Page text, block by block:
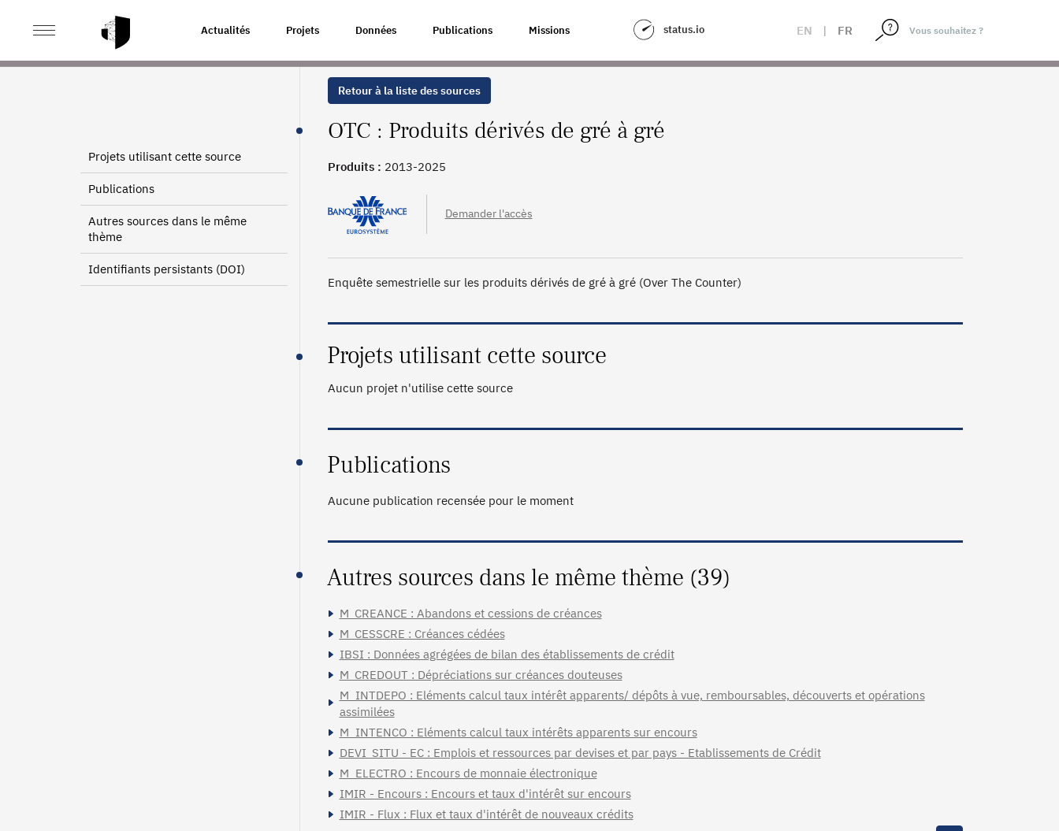
Actualités Projets Données Publications Missions status.io EN | FR
ACCUEIL PRODUITS DÉRIVÉS DE GRÉ À GRÉ
Projets utilisant cette source
Publications
Autres sources dans le même
thème
Identifiants persistants (DOI)
Retour à la liste des sources
OTC : Produits dérivés de gré à gré
Produits : 2013-2025
Demander l'accès
Enquête semestrielle sur les produits dérivés de gré à gré (Over The Counter)
Projets utilisant cette source
Aucun projet n'utilise cette source
Publications
Aucune publication recensée pour le moment
Autres sources dans le même thème (39)
M_CREANCE : Abandons et cessions de créances
M_CESSCRE : Créances cédées
IBSI : Données agrégées de bilan des établissements de crédit
M_CREDOUT : Dépréciations sur créances douteuses
M_INTDEPO : Eléments calcul taux intérêt apparents/ dépôts à vue, remboursables, découverts et opérations
assimilées
M_INTENCO : Eléments calcul taux intérêts apparents sur encours
DEVI_SITU - EC : Emplois et ressources par devises et par pays - Etablissements de Crédit
M_ELECTRO : Encours de monnaie électronique
IMIR - Encours : Encours et taux d'intérêt sur encours
IMIR - Flux : Flux et taux d'intérêt de nouveaux crédits